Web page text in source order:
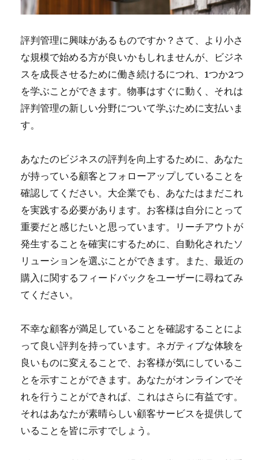
評判管理に興味があるものですか？さて、より小さ
な規模で始める方が良いかもしれませんが、ビジネ
スを成長させるために働き続けるにつれ、1つか2つ
を学ぶことができます。物事はすぐに動く、それは
評判管理の新しい分野について学ぶために支払いま
す。
あなたのビジネスの評判を向上するために、あなた
が持っている顧客とフォローアップしていることを
確認してください。大企業でも、あなたはまだこれ
を実践する必要があります。お客様は自分にとって
重要だと感じたいと思っています。リーチアウトが
発生することを確実にするために、自動化されたソ
リューションを選ぶことができます。また、最近の
購入に関するフィードバックをユーザーに尋ねてみ
てください。
不幸な顧客が満足していることを確認することによ
って良い評判を持っています。ネガティブな体験を
良いものに変えることで、お客様が気にしているこ
とを示すことができます。あなたがオンラインでそ
れを行うことができれば、これはさらに有益です。
それはあなたが素晴らしい顧客サービスを提供して
いることを皆に示すでしょう。